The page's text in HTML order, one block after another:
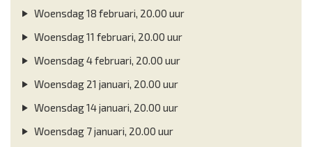
Woensdag 18 februari, 20.00 uur
Woensdag 11 februari, 20.00 uur
Woensdag 4 februari, 20.00 uur
Woensdag 21 januari, 20.00 uur
Woensdag 14 januari, 20.00 uur
Woensdag 7 januari, 20.00 uur